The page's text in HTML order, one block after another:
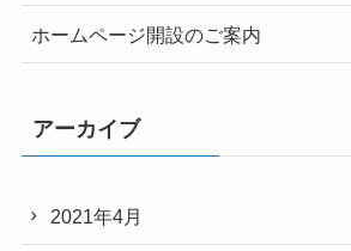
ホームページ開設のご案内
アーカイブ
2021年4月